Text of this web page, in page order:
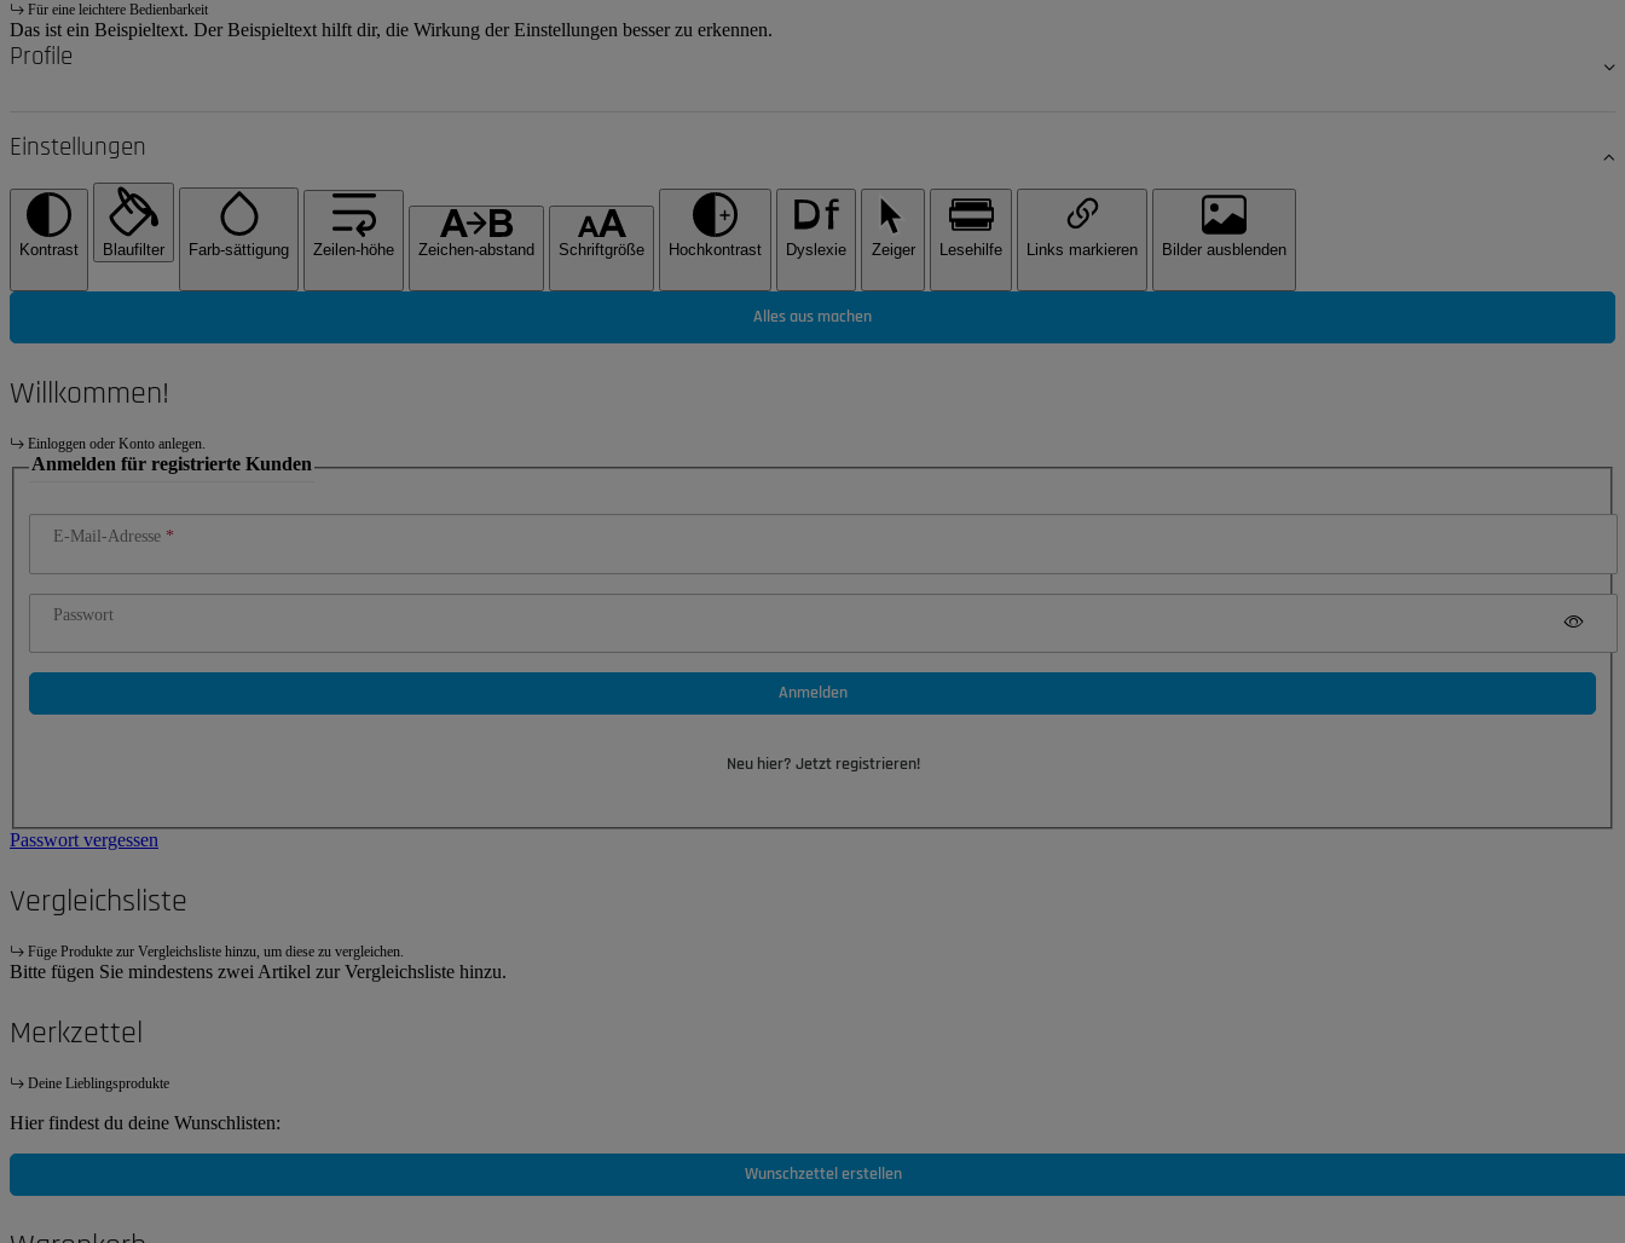
Für eine leichtere Bedienbarkeit
Das ist ein Beispieltext. Der Beispieltext hilft dir, die Wirkung der Einstellungen besser zu erkennen.
Profile
Einstellungen
Kontrast Blaufilter Farb-sättigung Zeilen-höhe Zeichen-abstand Schriftgröße Hochkontrast Dyslexie Zeiger Lesehilfe Links markieren Bilder ausblenden
Alles aus machen
Willkommen!
Einloggen oder Konto anlegen.
Anmelden für registrierte Kunden
E-Mail-Adresse
Passwort
Anmelden
Neu hier? Jetzt registrieren!
Passwort vergessen
Vergleichsliste
Füge Produkte zur Vergleichsliste hinzu, um diese zu vergleichen.
Bitte fügen Sie mindestens zwei Artikel zur Vergleichsliste hinzu.
Merkzettel
Deine Lieblingsprodukte
Hier findest du deine Wunschlisten:
Wunschzettel erstellen